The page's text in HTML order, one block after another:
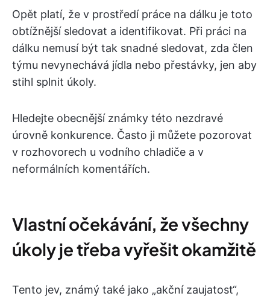
Opět platí, že v prostředí práce na dálku je toto
obtížnější sledovat a identifikovat. Při práci na
dálku nemusí být tak snadné sledovat, zda člen
týmu nevynechává jídla nebo přestávky, jen aby
stihl splnit úkoly.
Hledejte obecnější známky této nezdravé
úrovně konkurence. Často ji můžete pozorovat
v rozhovorech u vodního chladiče a v
neformálních komentářích.
Vlastní očekávání, že všechny
úkoly je třeba vyřešit okamžitě
Tento jev, známý také jako „akční zaujatost“,